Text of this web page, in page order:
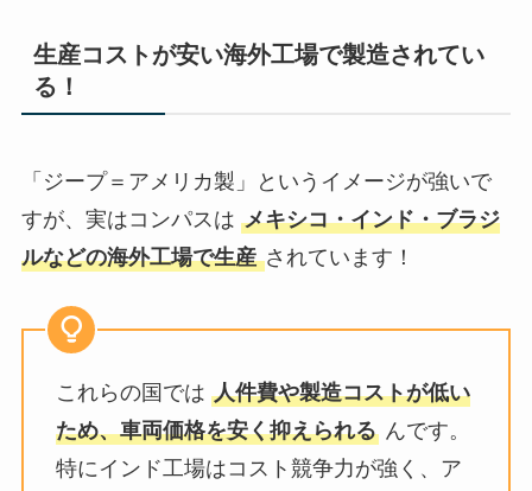
生産コストが安い海外工場で製造されてい
る！
「ジープ＝アメリカ製」というイメージが強いで
すが、実はコンパスは メキシコ・インド・ブラジ
ルなどの海外工場で生産 されています！
これらの国では 人件費や製造コストが低い
ため、車両価格を安く抑えられるんです。
特にインド工場はコスト競争力が強く、ア